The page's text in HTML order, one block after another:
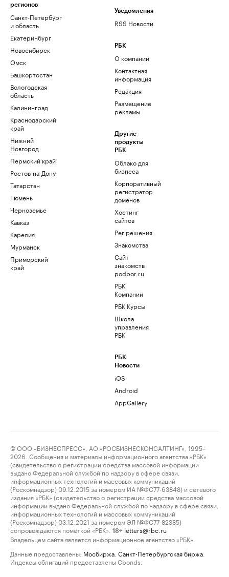
регионов
Санкт-Петербург
и область
Екатеринбург
Новосибирск
Омск
Башкортостан
Вологодская
область
Калининград
Краснодарский
край
Нижний
Новгород
Пермский край
Ростов-на-Дону
Татарстан
Тюмень
Черноземье
Кавказ
Карелия
Мурманск
Приморский
край
Уведомления
RSS Новости
РБК
О компании
Контактная
информация
Редакция
Размещение
рекламы
Другие
продукты
РБК
Облако для
бизнеса
Корпоративный
регистратор
доменов
Хостинг
сайтов
Рег.решения
Знакомства
Сайт
знакомств
podbor.ru
РБК
Компании
РБК Курсы
Школа
управления
РБК
РБК
Новости
iOS
Android
AppGallery
© ООО «БИЗНЕСПРЕСС», АО «РОСБИЗНЕСКОНСАЛТИНГ», 1995–
2026. Сообщения и материалы информационного агентства «РБК»
(свидетельство о регистрации средства массовой информации
выдано Федеральной службой по надзору в сфере связи,
информационных технологий и массовых коммуникаций
(Роскомнадзор) 09.12.2015 за номером ИА №ФС77-63848) и сетевого
издания «РБК» (свидетельство о регистрации средства массовой
информации выдано Федеральной службой по надзору в сфере связи,
информационных технологий и массовых коммуникаций
(Роскомнадзор) 03.12.2021 за номером ЭЛ №ФС77-82385)
сопровождаются пометкой «РБК».
18+ letters@rbc.ru
Владельцем сайта является информационное агентство «РБК».
Данные предоставлены: Мосбиржа Санкт-Петербургская биржа
Индексы облигаций предоставлены Cbonds.